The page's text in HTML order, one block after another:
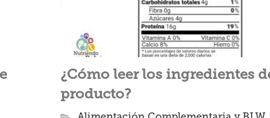
¿Cómo leer los ingredientes
producto?